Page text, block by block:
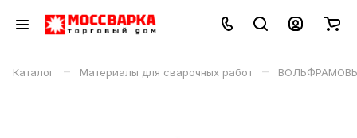
Каталог – Материалы для сварочных работ –